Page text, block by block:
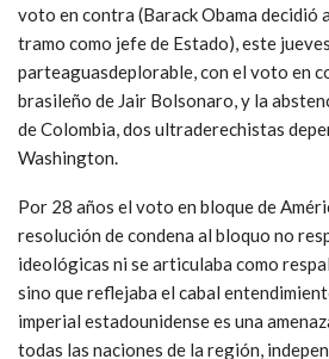
voto en contra (Barack Obama decidió
tramo como jefe de Estado), este
parteaguasdeplorable, con el voto en
brasileño de Jair Bolsonaro, y la
de Colombia, dos ultraderechistas
Washington.
Por 28 años el voto en bloque de
resolución de condena al bloquo no
ideológicas ni se articulaba como
sino que reflejaba el cabal
imperial estadounidense es una
todas las naciones de la región,